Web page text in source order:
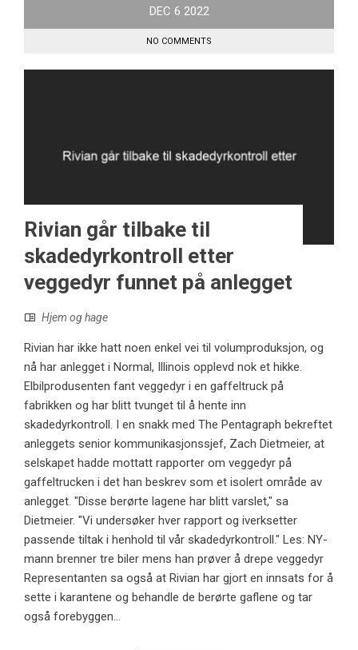
DEC 6 2022
NO COMMENTS
Rivian går tilbake til
skadedyrkontroll etter
veggedyr funnet på anlegget
Hjem og hage
Rivian har ikke hatt noen enkel vei til volumproduksjon, og
nå har anlegget i Normal, Illinois opplevd nok et hikke.
Elbilprodusenten fant veggedyr i en gaffeltruck på
fabrikken og har blitt tvunget til å hente inn
skadedyrkontroll. I en snakk med The Pentagraph bekreftet
anleggets senior kommunikasjonssjef, Zach Dietmeier, at
selskapet hadde mottatt rapporter om veggedyr på
gaffeltrucken i det han beskrev som et isolert område av
anlegget. "Disse berørte lagene har blitt varslet," sa
Dietmeier. "Vi undersøker hver rapport og iverksetter
passende tiltak i henhold til vår skadedyrkontroll." Les: NY-
mann brenner tre biler mens han prøver å drepe veggedyr
Representanten sa også at Rivian har gjort en innsats for å
sette i karantene og behandle de berørte gaflene og tar
også forebyggen...